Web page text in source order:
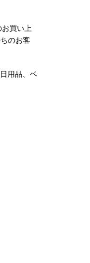
買い上
のお客
用品、ベ